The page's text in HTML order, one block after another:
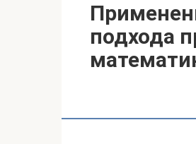
подхода